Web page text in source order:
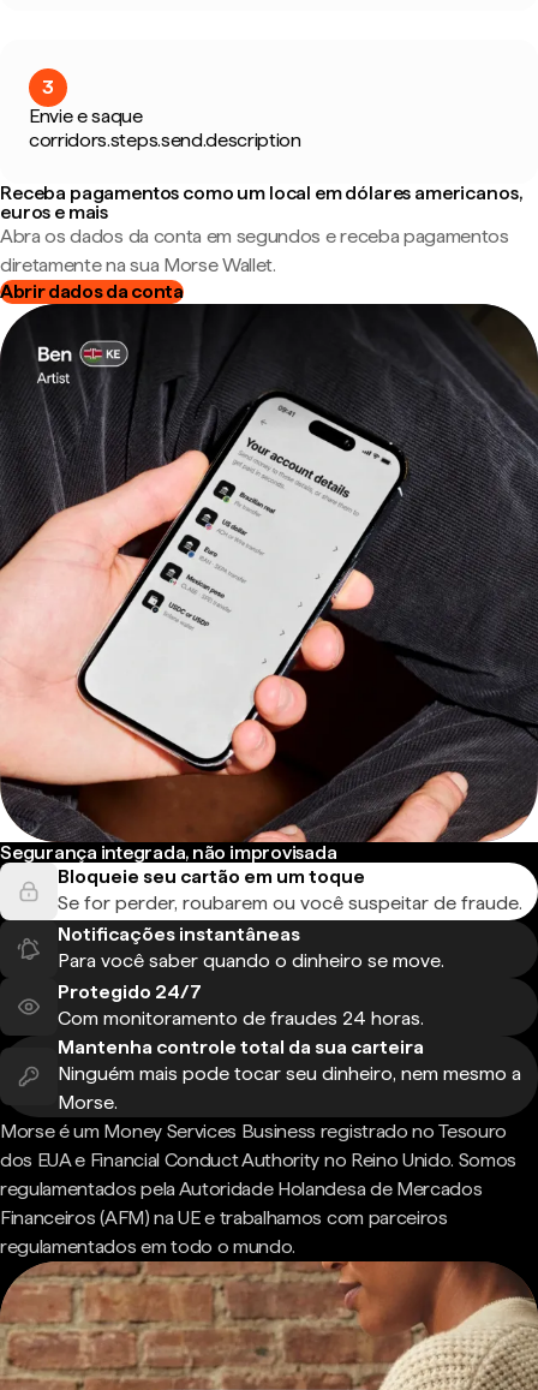
3
Envie e saque
corridors.steps.send.description
Receba pagamentos como um local em dólares americanos,
euros e mais
Abra os dados da conta em segundos e receba pagamentos
diretamente na sua Morse Wallet.
Abrir dados da conta
Segurança integrada, não improvisada
Bloqueie seu cartão em um toque
Se for perder, roubarem ou você suspeitar de fraude.
Notificações instantâneas
Para você saber quando o dinheiro se move.
Protegido 24/7
Com monitoramento de fraudes 24 horas.
Mantenha controle total da sua carteira
Ninguém mais pode tocar seu dinheiro, nem mesmo a
Morse.
Morse é um Money Services Business registrado no Tesouro
dos EUA e Financial Conduct Authority no Reino Unido. Somos
regulamentados pela Autoridade Holandesa de Mercados
Financeiros (AFM) na UE e trabalhamos com parceiros
regulamentados em todo o mundo.